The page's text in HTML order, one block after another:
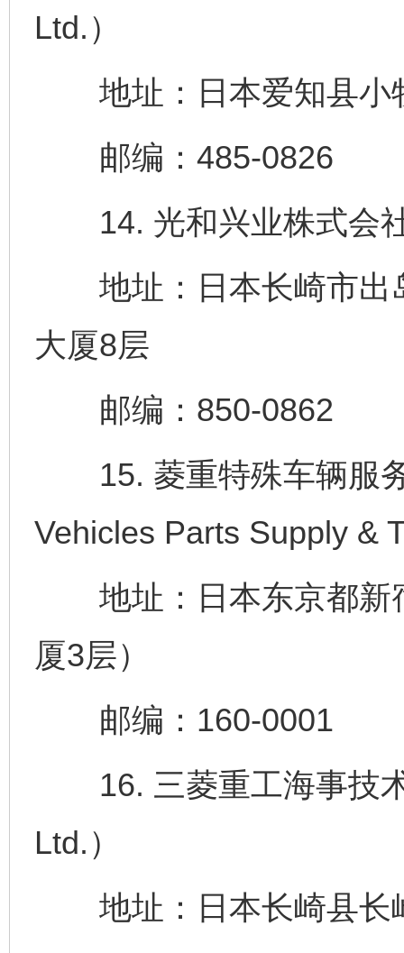
Ltd.）
地址：日本爱知县小
邮编：485-0826
14. 光和兴业株式会社
地址：日本长崎市出
大厦8层
邮编：850-0862
15. 菱重特殊车辆服务
Vehicles Parts Supply &
地址：日本东京都新
厦3层）
邮编：160-0001
16. 三菱重工海事技术
Ltd.）
地址：日本长崎县长